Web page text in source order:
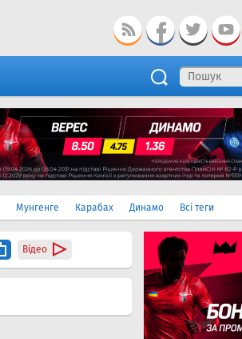
Мунгенге Карабах Динамо Всі теги
Відео